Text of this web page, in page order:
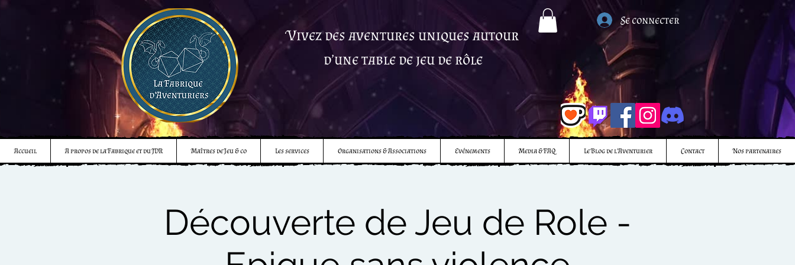
Vivez des aventures uniques autour
d’une table de jeu de rôle
Se connecter
Accueil A propos de la Fabrique et du JDR Maîtres de Jeu & co Les services Organisations & Associations Evénements Media & FAQ Le Blog de l'Aventurier Contact Nos partenaires
Découverte de Jeu de Role -